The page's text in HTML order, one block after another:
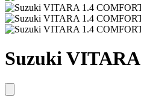
Suzuki VITARA